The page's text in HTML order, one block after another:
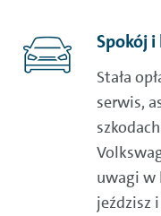
Spokój
Stała
serwis,
uwagi w
jeździsz